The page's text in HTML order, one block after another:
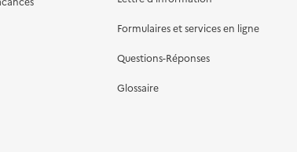
Formulaires et services en ligne
Questions-Réponses
Glossaire